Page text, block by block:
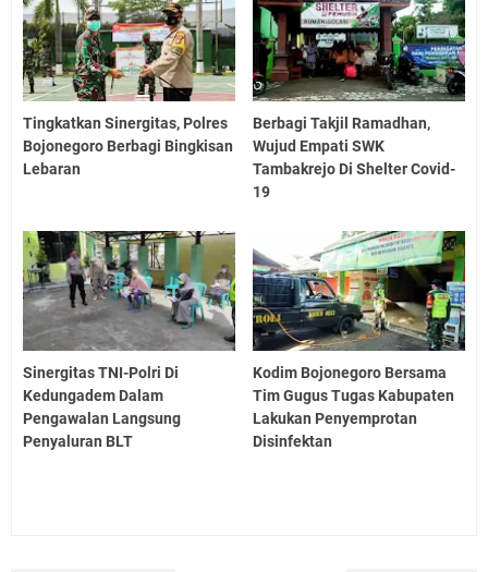
Tingkatkan Sinergitas, Polres
Bojonegoro Berbagi Bingkisan
Lebaran
Berbagi Takjil Ramadhan,
Wujud Empati SWK
Tambakrejo Di Shelter Covid-
19
Sinergitas TNI-Polri Di
Kedungadem Dalam
Pengawalan Langsung
Penyaluran BLT
Kodim Bojonegoro Bersama
Tim Gugus Tugas Kabupaten
Lakukan Penyemprotan
Disinfektan